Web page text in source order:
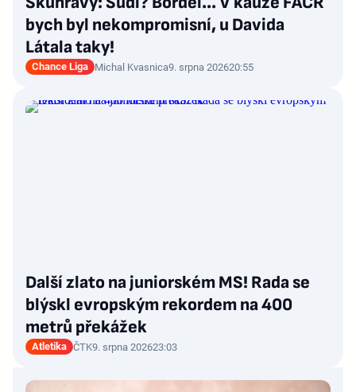
bych byl nekompromisní, u Davida
Látala taky!
Chance Liga Michal Kvasnica9. srpna 202620:55
Další zlato na juniorském MS! Rada se
blýskl evropským rekordem na 400
metrů překážek
Atletika ČTK9. srpna 202623:03